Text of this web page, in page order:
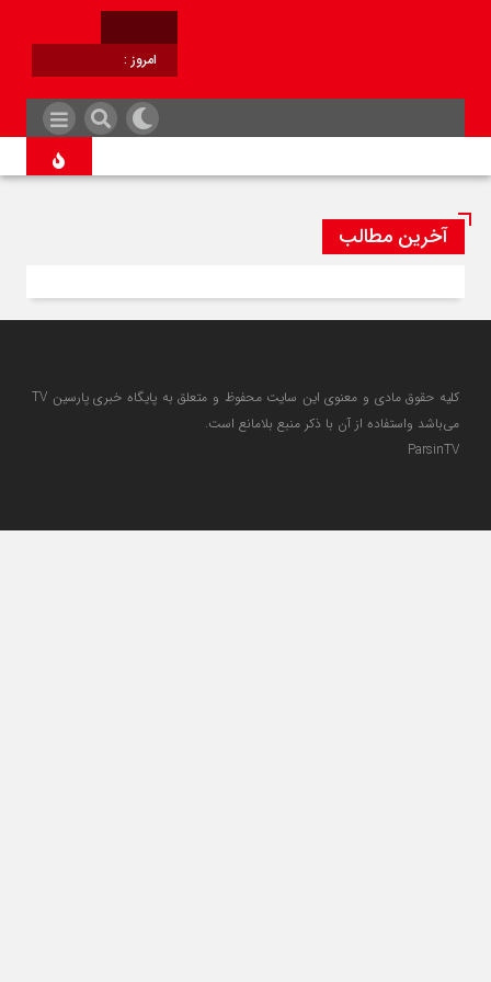
امروز :
آخرین مطالب
کلیه حقوق مادی و معنوی این سایت محفوظ و متعلق به پایگاه خبری پارسین TV
می‌باشد واستفاده از آن با ذکر منبع بلامانع است.
ParsinTV